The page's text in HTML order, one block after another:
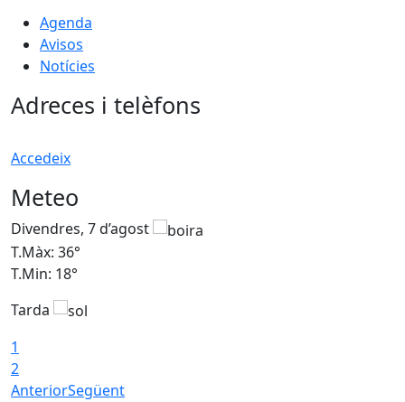
Agenda
Avisos
Notícies
Adreces i telèfons
Accedeix
Meteo
Divendres, 7 d’agost
T.Màx: 36°
T.Min: 18°
Tarda
1
2
AnteriorSegüent